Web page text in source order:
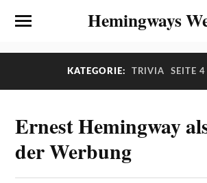
Hemingways
KATEGORIE: TRIVIA SEITE
Ernest Hemingway
der Werbung